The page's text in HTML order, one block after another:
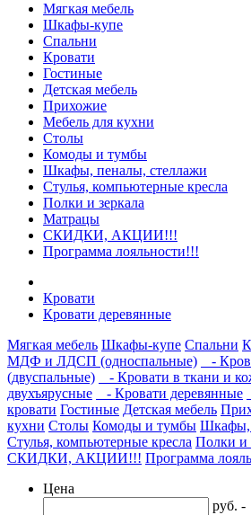
Мягкая мебель
Шкафы-купе
Спальни
Кровати
Гостиные
Детская мебель
Прихожие
Мебель для кухни
Столы
Комоды и тумбы
Шкафы, пеналы, стеллажи
Стулья, компьютерные кресла
Полки и зеркала
Матрацы
СКИДКИ, АКЦИИ!!!
Программа лояльности!!!
Кровати
Кровати деревянные
Мягкая мебель Шкафы-купе Спальни
МДФ и ЛДСП (односпальные)
-
(двуспальные)
- Кровати в ткани и
двухъярусные
- Кровати деревянные
кровати Гостиные Детская мебель
кухни Столы Комоды и тумбы Шкафы,
Стулья, компьютерные кресла Полки и
СКИДКИ, АКЦИИ!!! Программа
Цена
руб. -